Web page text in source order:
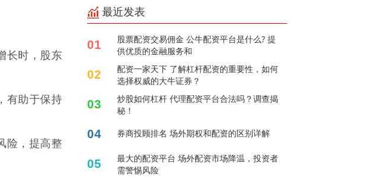
长时，股东
有助于保持
险，提高整
最近发表
01
股票配资交易佣金 公牛配资平台是什么? 提
供优质的金融服务和
02
配资一家天下 了解杠杆配资的重要性，如何
选择权威的大牛证券？
03
炒股如何杠杆 代理配资平台合法吗？调查揭
秘！
04 券商投顾排名 场外期权和配资的区别详解
05
最大的配资平台 场外配资市场降温，投资者
需警惕风险